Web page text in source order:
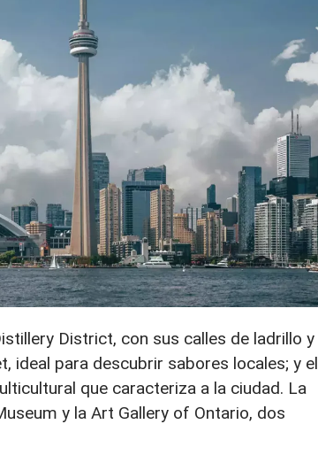
District, con sus calles de ladrillo y
ideal para descubrir sabores locales; y el
que caracteriza a la ciudad. La
y la Art Gallery of Ontario, dos